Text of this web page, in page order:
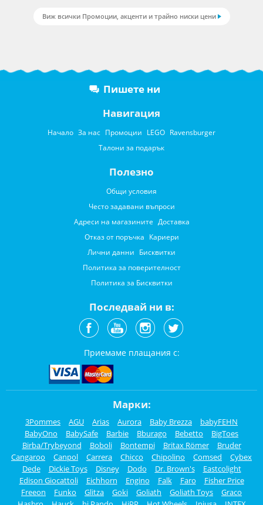
Виж всички Промоции, акценти и трайно ниски цени
Пишете ни
Навигация
Начало За нас Промоции LEGO Ravensburger
Талони за подарък
Полезно
Общи условия
Често задавани въпроси
Адреси на магазините Доставка
Отказ от поръчка Кариери
Лични данни Бисквитки
Политика за поверителност
Политика за Бисквитки
Последвай ни в:
Приемаме плащания с:
Марки:
3Pommes AGU Arias Aurora Baby Brezza
babyFEHN
BabyOno
BabySafe Barbie Bburago Bebetto
BigToes
Birba/Trybeyond
Boboli Bontempi Britax Römer
Bruder
Cangaroo
Canpol Carrera Chicco Chipolino Comsed
Cybex
Dede
Dickie Toys Disney Dodo Dr. Brown's
Eastcolight
Edison Giocattoli
Eichhorn Engino Falk Faro
Fisher Price
Freeon
Funko Glitza Goki Goliath Goliath Toys
Graco